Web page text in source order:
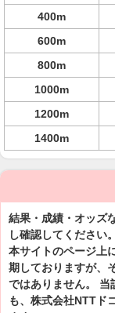
400m
600m
800m
1000m
1200m
1400m
結果・成績・オッズ
し確認してください。
本サイトのページ上
期しておりますが、
ではありません。 当
も、株式会社NTTド